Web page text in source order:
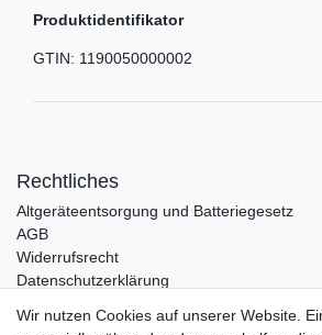
Produktidentifikator
GTIN: 1190050000002
Rechtliches
Altgeräteentsorgung und Batteriegesetz
AGB
Widerrufsrecht
Datenschutzerklärung
Impressum
Wir nutzen Cookies auf unserer Website.